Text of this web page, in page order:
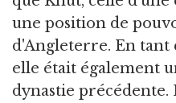
une position de
d'Angleterre. En
elle était également
dynastie précédente.